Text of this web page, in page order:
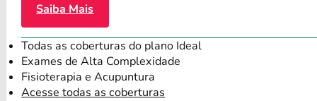
Saiba Mais
Todas as coberturas do plano Ideal
Exames de Alta Complexidade
Fisioterapia e Acupuntura
Acesse todas as coberturas